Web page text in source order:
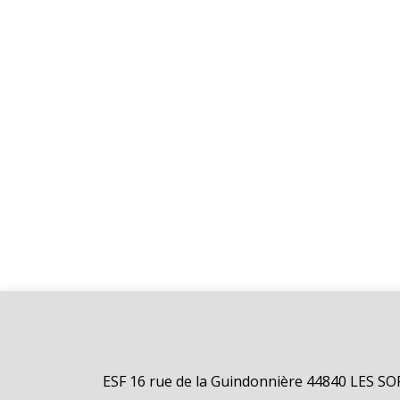
ESF 16 rue de la Guindonnière 44840 LES